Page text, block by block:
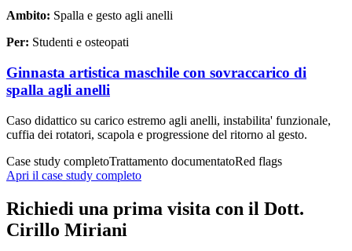
Ambito: Spalla e gesto agli anelli
Per: Studenti e osteopati
Ginnasta artistica maschile con sovraccarico di
spalla agli anelli
Caso didattico su carico estremo agli anelli, instabilita' funzionale,
cuffia dei rotatori, scapola e progressione del ritorno al gesto.
Case study completoTrattamento documentatoRed flags
Apri il case study completo
Richiedi una prima visita con il Dott.
Cirillo Miriani